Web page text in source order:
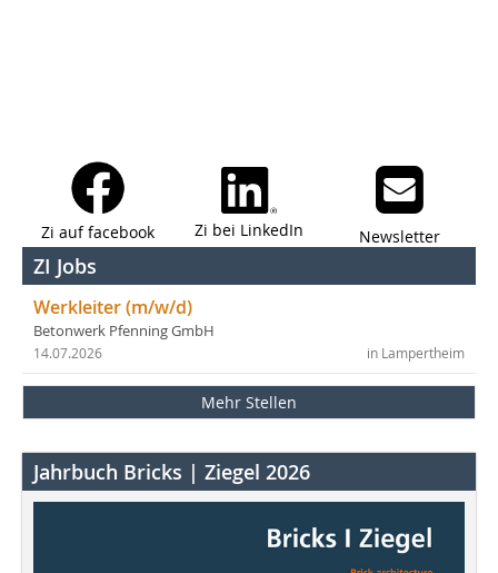
Zi auf facebook Zi bei LinkedIn Newsletter
ZI Jobs
Werkleiter (m/w/d)
Betonwerk Pfenning GmbH
in Lampertheim
14.07.2026
Mehr Stellen
Jahrbuch Bricks | Ziegel 2026